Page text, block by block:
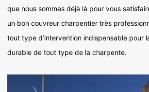
que nous sommes déjà là pour vous
un bon couvreur charpentier très
tout type d’intervention indispensable pour
durable de tout type de la charpente.